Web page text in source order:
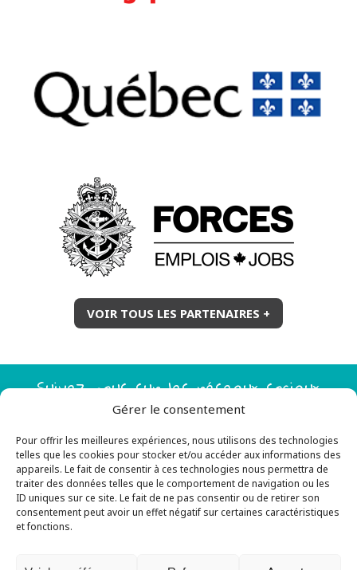
Gérer le consentement
Pour offrir les meilleures expériences, nous utilisons des technologies
telles que les cookies pour stocker et/ou accéder aux informations des
appareils. Le fait de consentir à ces technologies nous permettra de
traiter des données telles que le comportement de navigation ou les
ID uniques sur ce site. Le fait de ne pas consentir ou de retirer son
consentement peut avoir un effet négatif sur certaines caractéristiques
et fonctions.
VOIR TOUS LES PARTENAIRES +
Suivez-nous sur les réseaux sociaux